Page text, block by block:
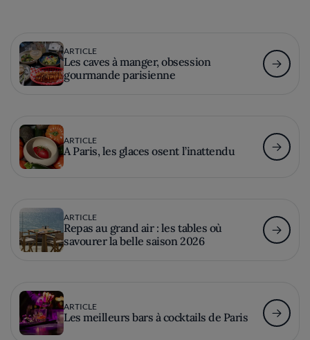
ARTICLE
Les caves à manger, obsession
gourmande parisienne
ARTICLE
A Paris, les glaces osent l’inattendu
ARTICLE
Repas au grand air : les tables où
savourer la belle saison 2026
ARTICLE
Les meilleurs bars à cocktails de Paris